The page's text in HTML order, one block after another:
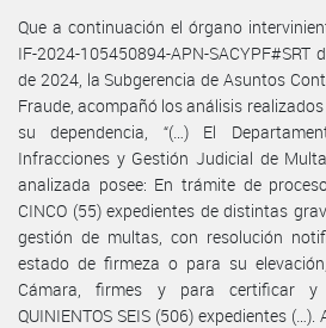
Que a continuación el órgano
IF-2024-105450894-APN-SACYPF#SRT
de 2024, la Subgerencia de Asuntos
Fraude, acompañó los análisis
su dependencia, “(…) El
Infracciones y Gestión Judicial de
analizada posee: En trámite de
CINCO (55) expedientes de distintas
gestión de multas, con resolución
estado de firmeza o para su
Cámara, firmes y para certificar y
QUINIENTOS SEIS (506) expedientes